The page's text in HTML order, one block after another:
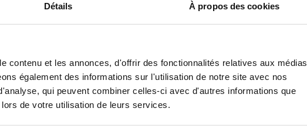
Détails À propos des cookies
contenu et les annonces, d'offrir des fonctionnalités relatives aux médias
également des informations sur l'utilisation de notre site avec nos
qui peuvent combiner celles-ci avec d'autres informations que
de votre utilisation de leurs services.
le